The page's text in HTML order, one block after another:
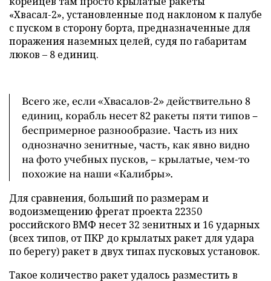
«Хвасал-2», установленные под наклоном к палубе
с пуском в сторону борта, предназначенные для
поражения наземных целей, судя по габаритам
люков – 8 единиц.
Всего же, если «Хвасалов-2» действительно 8
единиц, корабль несет 82 ракеты пяти типов –
беспримерное разнообразие. Часть из них
однозначно зенитные, часть, как явно видно
на фото учебных пусков, – крылатые, чем-то
похожие на наши «Калибры».
Для сравнения, больший по размерам и
водоизмещению фрегат проекта 22350
российского ВМФ несет 32 зенитных и 16 ударных
(всех типов, от ПКР до крылатых ракет для удара
по берегу) ракет в двух типах пусковых установок.
Такое количество ракет удалось разместить в